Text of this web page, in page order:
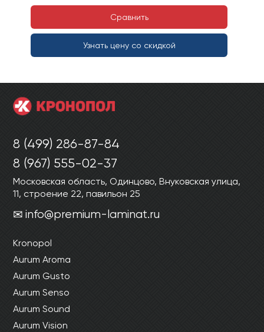
Сравнить
Узнать цену со скидкой
8 (499) 286-87-84
8 (967) 555-02-37
Московская область, Одинцово, Внуковская улица,
11, строение 22, павильон 25
info@premium-laminat.ru
Kronopol
Aurum Aroma
Aurum Gusto
Aurum Senso
Aurum Sound
Aurum Vision